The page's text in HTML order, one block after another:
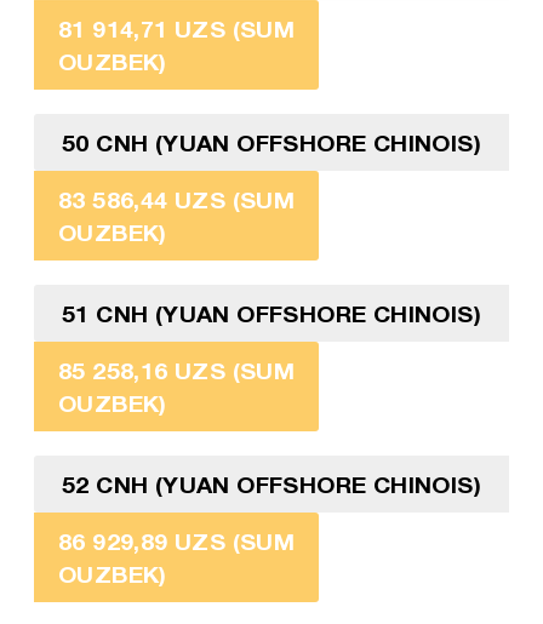
81 914,71 UZS (SUM
OUZBEK)
50 CNH (YUAN OFFSHORE CHINOIS)
83 586,44 UZS (SUM
OUZBEK)
51 CNH (YUAN OFFSHORE CHINOIS)
85 258,16 UZS (SUM
OUZBEK)
52 CNH (YUAN OFFSHORE CHINOIS)
86 929,89 UZS (SUM
OUZBEK)